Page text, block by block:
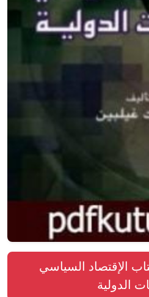
الإقتصاد السياسي
الدولية